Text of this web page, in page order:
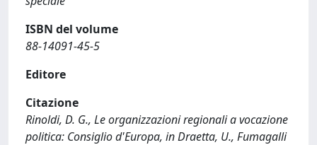
ISBN del volume
88-14091-45-5
Editore
Citazione
Rinoldi, D. G., Le organizzazioni regionali a vocazione
politica: Consiglio d'Europa, in Draetta, U., Fumagalli